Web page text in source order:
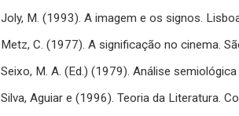
Joly, M. (1993). A imagem e os signos.
Metz, C. (1977). A significação no cinema.
Seixo, M. A. (Ed.) (1979). Análise
Silva, Aguiar e (1996). Teoria da Literatura.